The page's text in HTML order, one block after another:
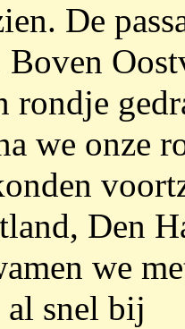
De
Boven
rondje
we onze
Den
we
snel bij